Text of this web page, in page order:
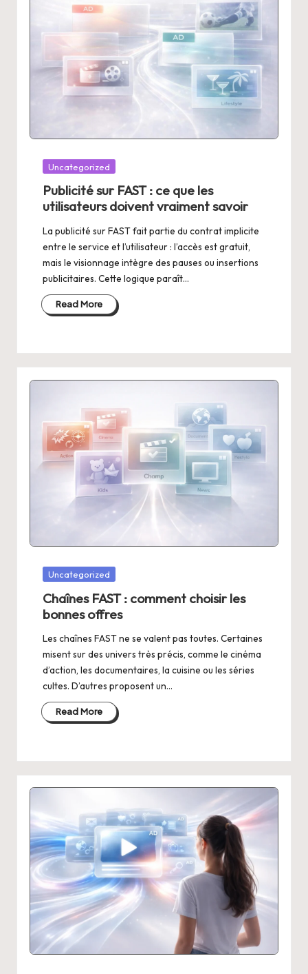
Posted
Uncategorized
Publicité sur FAST : ce que les
utilisateurs doivent vraiment savoir
La publicité sur FAST fait partie du contrat implicite
entre le service et l’utilisateur : l’accès est gratuit,
mais le visionnage intègre des pauses ou insertions
publicitaires. Cette logique paraît…
Read More
Posted
Uncategorized
Chaînes FAST : comment choisir les
bonnes offres
Les chaînes FAST ne se valent pas toutes. Certaines
misent sur des univers très précis, comme le cinéma
d’action, les documentaires, la cuisine ou les séries
cultes. D’autres proposent un…
Read More